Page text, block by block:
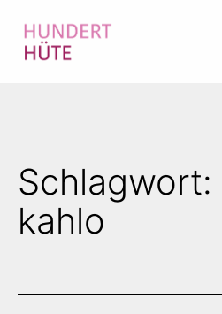
Inhalt
Schlagwort:
kahlo